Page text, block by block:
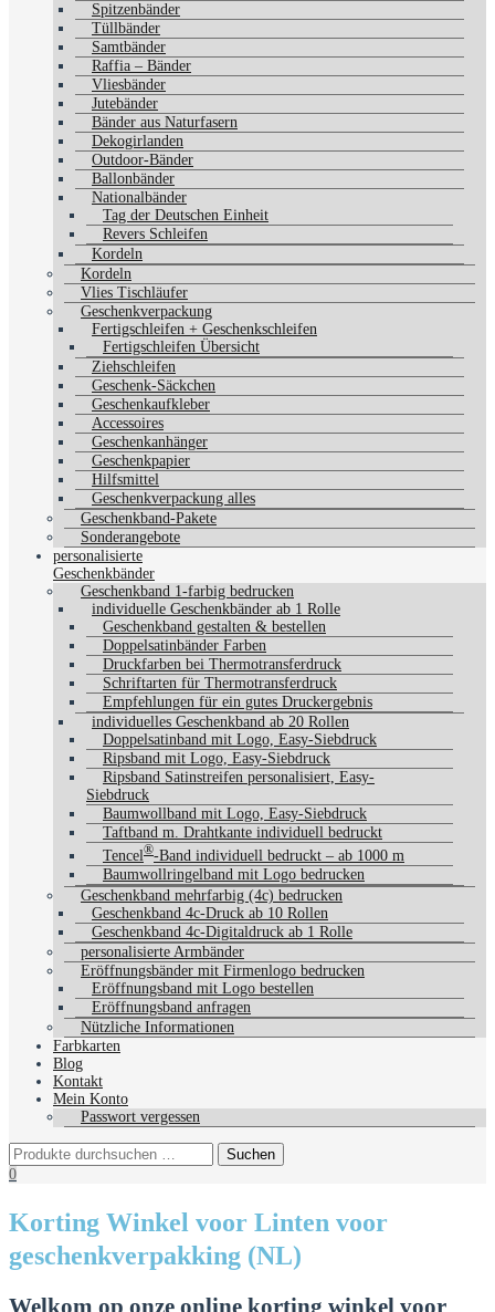
Spitzenbänder
Tüllbänder
Samtbänder
Raffia – Bänder
Vliesbänder
Jutebänder
Bänder aus Naturfasern
Dekogirlanden
Outdoor-Bänder
Ballonbänder
Nationalbänder
Tag der Deutschen Einheit
Revers Schleifen
Kordeln
Kordeln
Vlies Tischläufer
Geschenkverpackung
Fertigschleifen + Geschenkschleifen
Fertigschleifen Übersicht
Ziehschleifen
Geschenk-Säckchen
Geschenkaufkleber
Accessoires
Geschenkanhänger
Geschenkpapier
Hilfsmittel
Geschenkverpackung alles
Geschenkband-Pakete
Sonderangebote
personalisierte
Geschenkbänder
Geschenkband 1-farbig bedrucken
individuelle Geschenkbänder ab 1 Rolle
Geschenkband gestalten & bestellen
Doppelsatinbänder Farben
Druckfarben bei Thermotransferdruck
Schriftarten für Thermotransferdruck
Empfehlungen für ein gutes Druckergebnis
individuelles Geschenkband ab 20 Rollen
Doppelsatinband mit Logo, Easy-Siebdruck
Ripsband mit Logo, Easy-Siebdruck
Ripsband Satinstreifen personalisiert, Easy-
Siebdruck
Baumwollband mit Logo, Easy-Siebdruck
Taftband m. Drahtkante individuell bedruckt
Tencel®-Band individuell bedruckt – ab 1000 m
Baumwollringelband mit Logo bedrucken
Geschenkband mehrfarbig (4c) bedrucken
Geschenkband 4c-Druck ab 10 Rollen
Geschenkband 4c-Digitaldruck ab 1 Rolle
personalisierte Armbänder
Eröffnungsbänder mit Firmenlogo bedrucken
Eröffnungsband mit Logo bestellen
Eröffnungsband anfragen
Nützliche Informationen
Farbkarten
Blog
Kontakt
Mein Konto
Passwort vergessen
0
Korting Winkel voor Linten voor
geschenkverpakking (NL)